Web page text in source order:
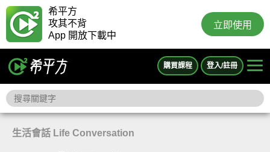
希平方
攻其不背
App 開放下載中
立即使用
購買課程 登入/註冊
生活會話 Life Conversation